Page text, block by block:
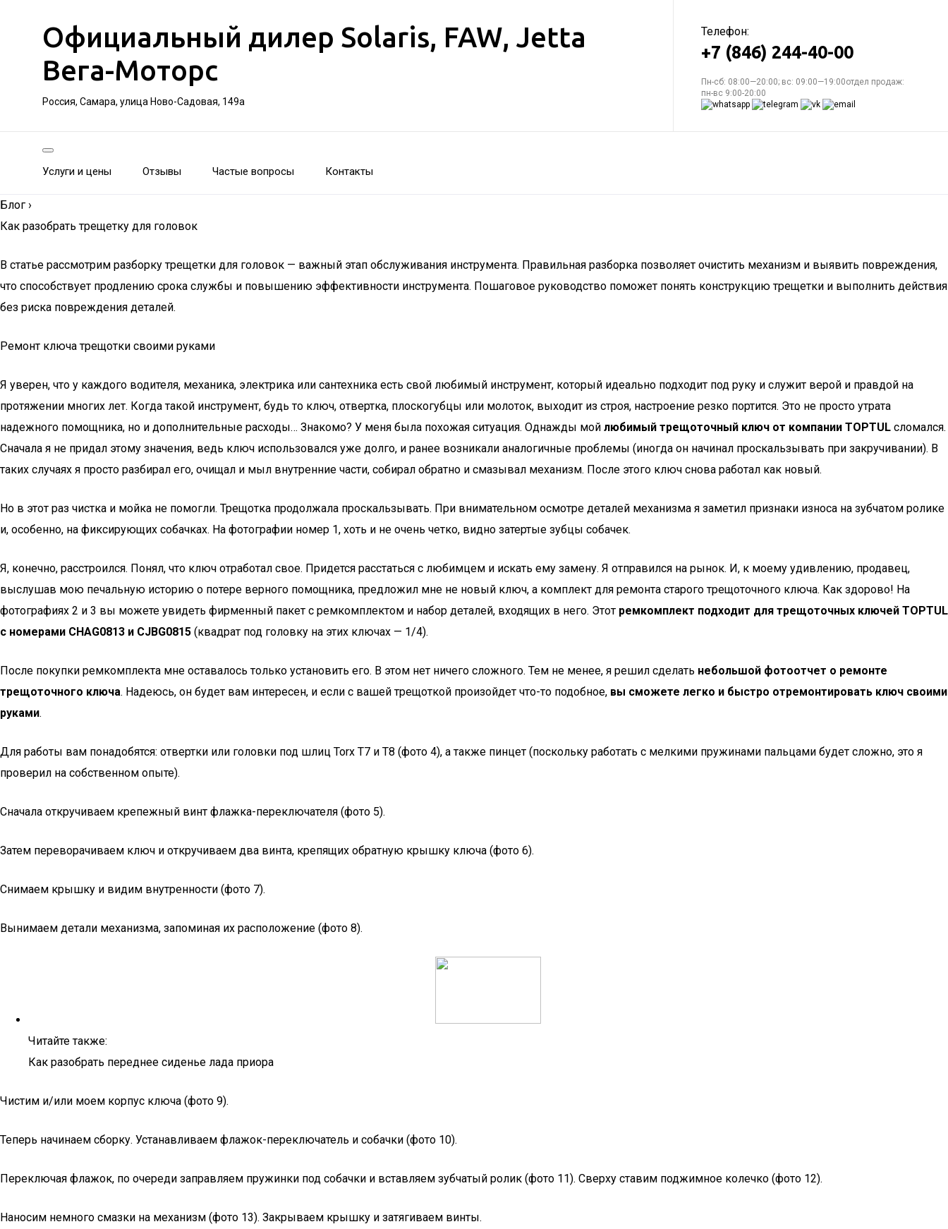
Официальный дилер Solaris, FAW, Jetta
Вега-Моторс
Россия, Самара, улица Ново-Садовая, 149а
Телефон:
+7 (846) 244-40-00
Пн-сб: 08:00—20:00; вс: 09:00—19:00отдел продаж:
пн-вс 9:00-20:00
Услуги и цены Отзывы Частые вопросы Контакты
Блог ›
Как разобрать трещетку для головок
В статье рассмотрим разборку трещетки для головок — важный этап обслуживания инструмента. Правильная разборка позволяет очистить механизм и выявить повреждения,
что способствует продлению срока службы и повышению эффективности инструмента. Пошаговое руководство поможет понять конструкцию трещетки и выполнить действия
без риска повреждения деталей.
Ремонт ключа трещотки своими руками
Я уверен, что у каждого водителя, механика, электрика или сантехника есть свой любимый инструмент, который идеально подходит под руку и служит верой и правдой на
протяжении многих лет. Когда такой инструмент, будь то ключ, отвертка, плоскогубцы или молоток, выходит из строя, настроение резко портится. Это не просто утрата
надежного помощника, но и дополнительные расходы… Знакомо? У меня была похожая ситуация. Однажды мой любимый трещоточный ключ от компании TOPTUL сломался.
Сначала я не придал этому значения, ведь ключ использовался уже долго, и ранее возникали аналогичные проблемы (иногда он начинал проскальзывать при закручивании). В
таких случаях я просто разбирал его, очищал и мыл внутренние части, собирал обратно и смазывал механизм. После этого ключ снова работал как новый.
Но в этот раз чистка и мойка не помогли. Трещотка продолжала проскальзывать. При внимательном осмотре деталей механизма я заметил признаки износа на зубчатом ролике
и, особенно, на фиксирующих собачках. На фотографии номер 1, хоть и не очень четко, видно затертые зубцы собачек.
Я, конечно, расстроился. Понял, что ключ отработал свое. Придется расстаться с любимцем и искать ему замену. Я отправился на рынок. И, к моему удивлению, продавец,
выслушав мою печальную историю о потере верного помощника, предложил мне не новый ключ, а комплект для ремонта старого трещоточного ключа. Как здорово! На
фотографиях 2 и 3 вы можете увидеть фирменный пакет с ремкомплектом и набор деталей, входящих в него. Этот ремкомплект подходит для трещоточных ключей TOPTUL
с номерами CHAG0813 и CJBG0815 (квадрат под головку на этих ключах — 1/4).
После покупки ремкомплекта мне оставалось только установить его. В этом нет ничего сложного. Тем не менее, я решил сделать небольшой фотоотчет о ремонте
трещоточного ключа. Надеюсь, он будет вам интересен, и если с вашей трещоткой произойдет что-то подобное, вы сможете легко и быстро отремонтировать ключ своими
руками.
Для работы вам понадобятся: отвертки или головки под шлиц Torx Т7 и Т8 (фото 4), а также пинцет (поскольку работать с мелкими пружинами пальцами будет сложно, это я
проверил на собственном опыте).
Сначала откручиваем крепежный винт флажка-переключателя (фото 5).
Затем переворачиваем ключ и откручиваем два винта, крепящих обратную крышку ключа (фото 6).
Снимаем крышку и видим внутренности (фото 7).
Вынимаем детали механизма, запоминая их расположение (фото 8).
Читайте также:
Как разобрать переднее сиденье лада приора
Чистим и/или моем корпус ключа (фото 9).
Теперь начинаем сборку. Устанавливаем флажок-переключатель и собачки (фото 10).
Переключая флажок, по очереди заправляем пружинки под собачки и вставляем зубчатый ролик (фото 11). Сверху ставим поджимное колечко (фото 12).
Наносим немного смазки на механизм (фото 13). Закрываем крышку и затягиваем винты.